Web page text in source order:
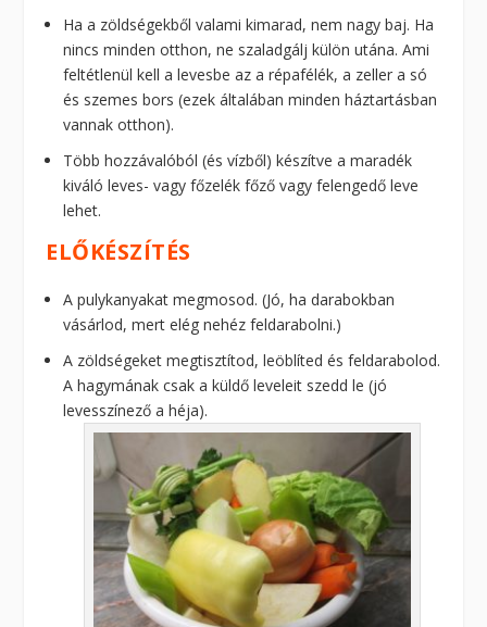
Ha a zöldségekből valami kimarad, nem nagy baj. Ha
nincs minden otthon, ne szaladgálj külön utána. Ami
feltétlenül kell a levesbe az a répafélék, a zeller a só
és szemes bors (ezek általában minden háztartásban
vannak otthon).
Több hozzávalóból (és vízből) készítve a maradék
kiváló leves- vagy főzelék főző vagy felengedő leve
lehet.
ELŐKÉSZÍTÉS
A pulykanyakat megmosod. (Jó, ha darabokban
vásárlod, mert elég nehéz feldarabolni.)
A zöldségeket megtisztítod, leöblíted és feldarabolod.
A hagymának csak a küldő leveleit szedd le (jó
levesszínező a héja).